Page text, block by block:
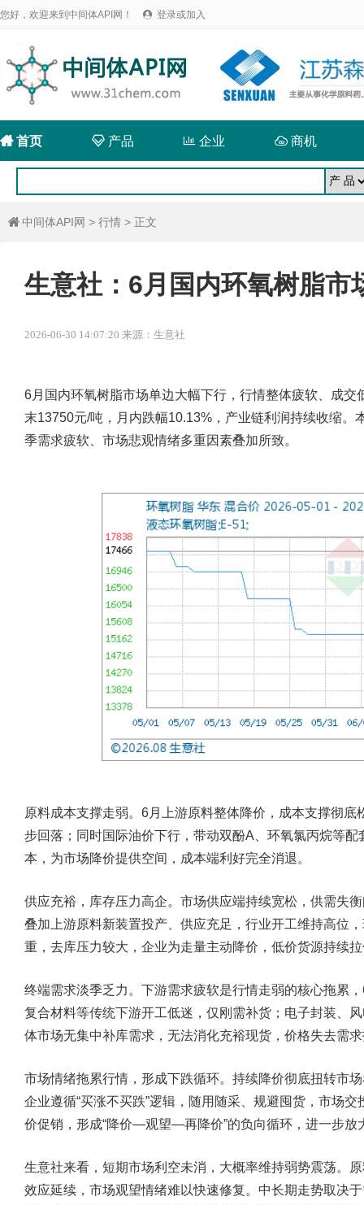
您好，欢迎来到中间体API网！  登录或加入
首页 产品  企业  商机
 中间体API网 > 行情 > 正文
生意社：6月国内环氧树脂市
2026-06-30 14:07:20 来源：生意社
6月国内环氧树脂市场单边大幅下行，行情整体疲软、成
末13750元/吨，月内跌幅10.13%，产业链利润持续收缩。
季需求疲软、市场悲观情绪多重因素叠加所致。
原料成本支撑走弱。6月上游原料整体降价，成本支撑彻
步回落；同时国际油价下行，带动双酚A、环氧氯丙烷等
本，为市场降价提供空间，成本端利好完全消退。
供应充裕，库存压力高企。市场供应端持续宽松，供需失
叠加上游原料新装置投产、供应充足，行业开工维持高位
重，去库压力较大，企业为走量主动降价，低价货源持续
终端需求淡季乏力。下游需求疲软是行情走弱的核心拖累
复合材料等传统下游开工低迷，仅刚需补货；电子封装、
体市场无集中补库需求，无法消化充裕现货，价格失去需
市场情绪拖累行情，形成下跌循环。持续降价彻底扭转市
企业遵循“买涨不买跌”逻辑，随用随采、规避囤货，市场
价促销，形成“降价—观望—再降价”的负向循环，进一步放
生意社来看，短期市场利空未消，大概率维持弱势震荡。
效应延续，市场观望情绪难以快速修复。中长期走势取决